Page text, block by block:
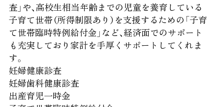
査」や、高校生相当年齢までの児童を養育している
子育て世帯（所得制限あり）を支援するための「子育
て世帯臨時特例給付金」など、経済面でのサポート
も充実しており家計を手厚くサポートしてくれま
す。
妊婦健康診査
妊婦歯科健康診査
出産育児一時金